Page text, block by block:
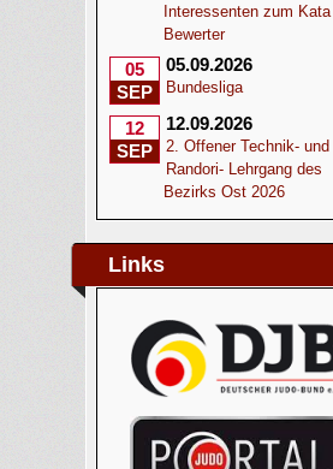
Interessenten zum Kata
Bewerter
05
SEP
05.09.2026
Bundesliga
12
SEP
12.09.2026
2. Offener Technik- und
Randori- Lehrgang des
Bezirks Ost 2026
Links